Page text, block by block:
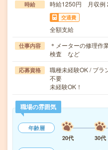
時給 時給1250円 月収例
交通費
全額支給
仕事内容
＊メーターの修理作
検査 など
応募資格
職種未経験OK / ブラ
不要
未経験OK！
職場の雰囲気
年齢層
20代
30代